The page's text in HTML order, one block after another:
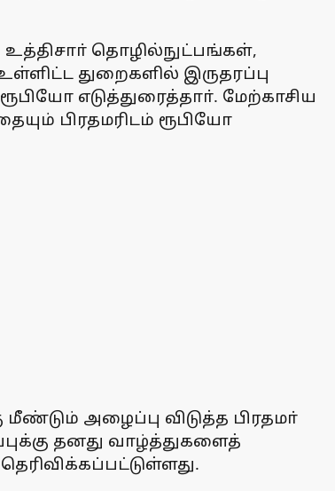
உத்திசாா் தொழில்நுட்பங்கள்,
துறைகளில் இருதரப்பு
எடுத்துரைத்தாா். மேற்காசிய
பிரதமரிடம் ரூபியோ
அழைப்பு விடுத்த பிரதமா்
தனது வாழ்த்துகளைத்